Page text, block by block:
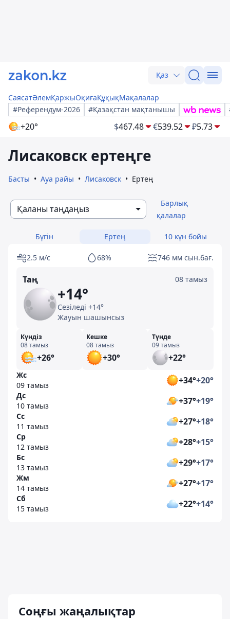
Қаз
СаясатӘлемҚаржыОқиғаҚұқықМақалалар
#Референдум-2026
#Қазақстан мақтанышы
+20° $467.48 €539.52 ₽5.73
Лисаковск ертеңге
Басты Ауа райы Лисаковск Ертең
Қаланы таңдаңыз
Барлық
қалалар
Бүгін Ертең 10 күн бойы
2.5 м/с 68% 746 мм сын.бағ.
Таң 08 тамыз
+14°
Сезіледі +14°
Жауын шашынсыз
Күндіз
08 тамыз
+26°
Кешке
08 тамыз
+30°
Түнде
09 тамыз
+22°
Жс
09 тамыз
+34°+20°
Дс
10 тамыз
+37°+19°
Сс
11 тамыз
+27°+18°
Ср
12 тамыз
+28°+15°
Бс
13 тамыз
+29°+17°
Жм
14 тамыз
+27°+17°
Сб
15 тамыз
+22°+14°
Соңғы жаңалықтар